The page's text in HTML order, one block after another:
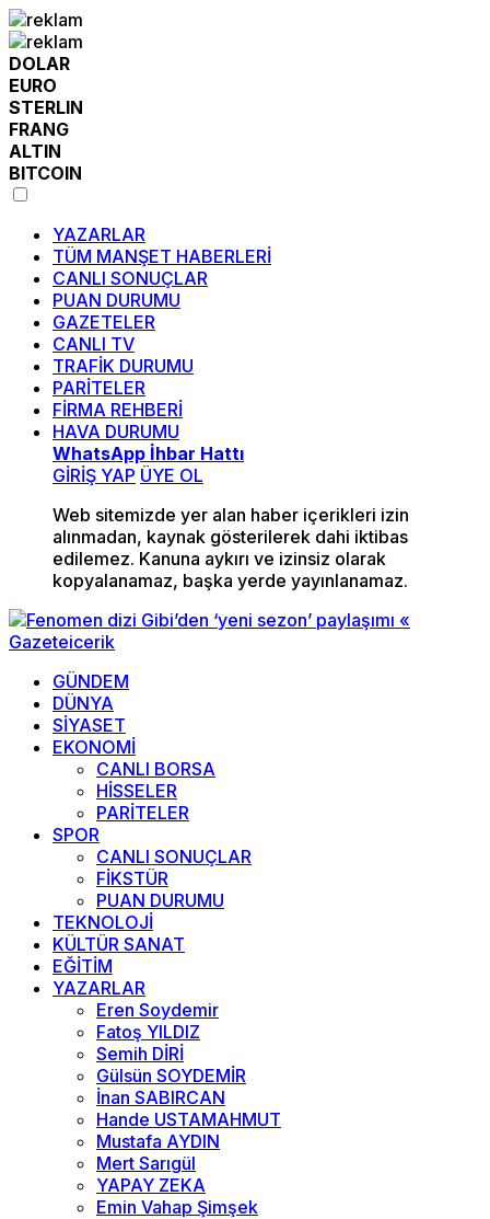
DOLAR
EURO
STERLIN
FRANG
ALTIN
BITCOIN
YAZARLAR
TÜM MANŞET HABERLERİ
CANLI SONUÇLAR
PUAN DURUMU
GAZETELER
CANLI TV
TRAFİK DURUMU
PARİTELER
FİRMA REHBERİ
HAVA DURUMU
WhatsApp İhbar Hattı
GİRİŞ YAP ÜYE OL
Web sitemizde yer alan haber içerikleri izin
alınmadan, kaynak gösterilerek dahi iktibas
edilemez. Kanuna aykırı ve izinsiz olarak
kopyalanamaz, başka yerde yayınlanamaz.
GÜNDEM
DÜNYA
SİYASET
EKONOMİ
CANLI BORSA
HİSSELER
PARİTELER
SPOR
CANLI SONUÇLAR
FİKSTÜR
PUAN DURUMU
TEKNOLOJİ
KÜLTÜR SANAT
EĞİTİM
YAZARLAR
Eren Soydemir
Fatoş YILDIZ
Semih DİRİ
Gülsün SOYDEMİR
İnan SABIRCAN
Hande USTAMAHMUT
Mustafa AYDIN
Mert Sarıgül
YAPAY ZEKA
Emin Vahap Şimşek